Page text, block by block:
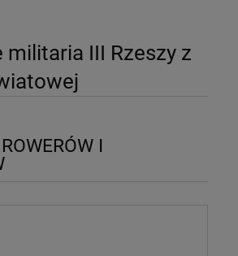
militaria III Rzeszy z
I